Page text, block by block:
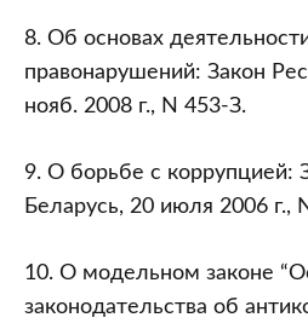
8. Об основах
правонарушений: Закон
нояб. 2008 г., N 453-З.
9. О борьбе с коррупцией:
Беларусь, 20 июля 2006 г.,
10. О модельном законе
законодательства об